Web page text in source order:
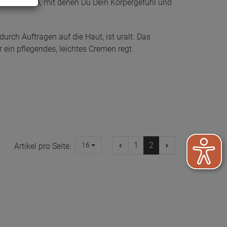
anbieten, mit denen Du Dein Körpergefühl und
Auftragen auf die Haut, ist uralt. Das
pflegendes, leichtes Cremen regt
Artikel pro Seite: 16 1 2